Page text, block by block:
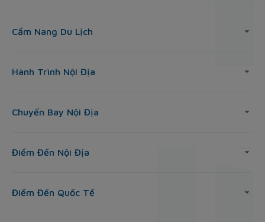
Cẩm Nang Du Lịch
Hành Trình Nội Địa
Chuyến Bay Nội Địa
Điểm Đến Nội Địa
Điểm Đến Quốc Tế